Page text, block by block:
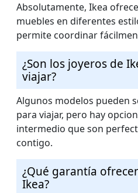
Absolutamente, Ikea
muebles en diferentes
permite coordinar
¿Son los joyeros de
viajar?
Algunos modelos pueden
para viajar, pero hay
intermedio que son
contigo.
¿Qué garantía
Ikea?